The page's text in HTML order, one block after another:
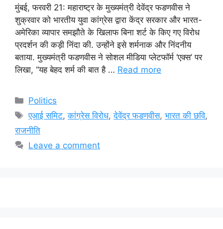
मुंबई, फरवरी 21: महाराष्ट्र के मुख्यमंत्री देवेंद्र फडणवीस ने
शुक्रवार को भारतीय युवा कांग्रेस द्वारा केंद्र सरकार और भारत-
अमेरिका व्यापार समझौते के खिलाफ बिना शर्ट के किए गए विरोध
प्रदर्शन की कड़ी निंदा की. उन्होंने इसे शर्मनाक और निंदनीय
बताया. मुख्यमंत्री फडणवीस ने सोशल मीडिया प्लेटफॉर्म ‘एक्स’ पर
लिखा, “यह बेहद शर्म की बात है … Read more
Categories
Politics
Tags
एआई समिट,कांग्रेस विरोध,देवेंद्र फडणवीस,भारत की छवि,
राजनीति
Leave a comment